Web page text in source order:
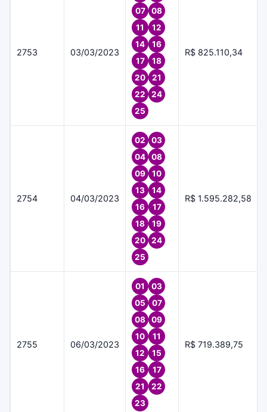
2753 03/03/2023
07
08
11
12
14
16
17
18
20
21
22
24
25
R$ 825.110,34
2754 04/03/2023
02
03
04
08
09
10
13
14
16
17
18
19
20
24
25
R$ 1.595.282,58
2755 06/03/2023
01
03
05
07
08
09
10
11
12
15
16
17
21
22
23
R$ 719.389,75